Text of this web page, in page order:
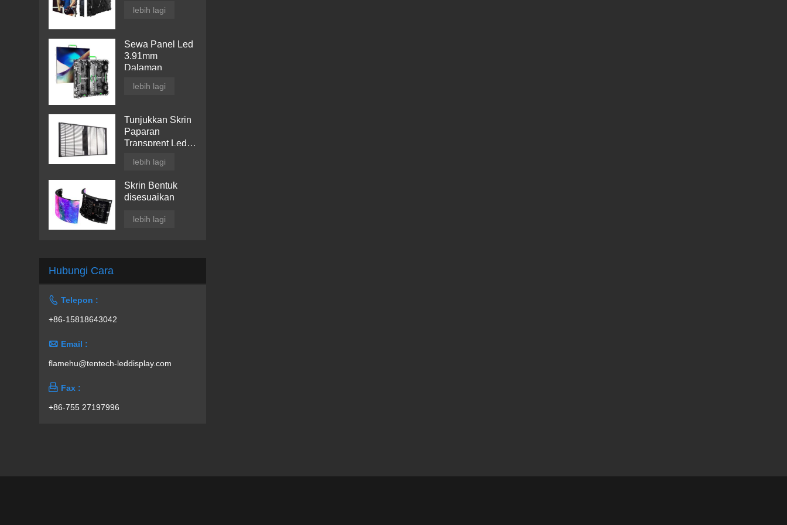
lebih lagi
Sewa Panel Led
3.91mm
Dalaman
lebih lagi
Tunjukkan Skrin
Paparan
Transprent Led
lebih lagi
Skrin Bentuk
disesuaikan
lebih lagi
Hubungi Cara
 Telepon :
+86-15818643042
 Email :
flamehu@tentech-leddisplay.com
 Fax :
+86-755 27197996